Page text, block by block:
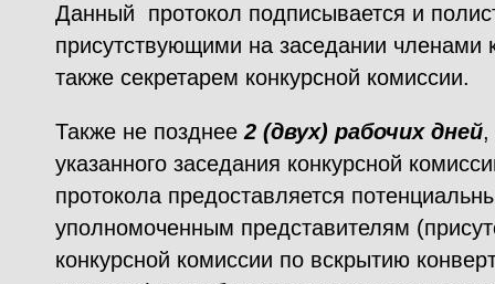
Данный протокол подписывается и
присутствующими на заседании членами
также секретарем конкурсной комиссии.
Также не позднее 2 (двух) рабочих дней,
указанного заседания конкурсной
протокола предоставляется
уполномоченным представителям
конкурсной комиссии по вскрытию